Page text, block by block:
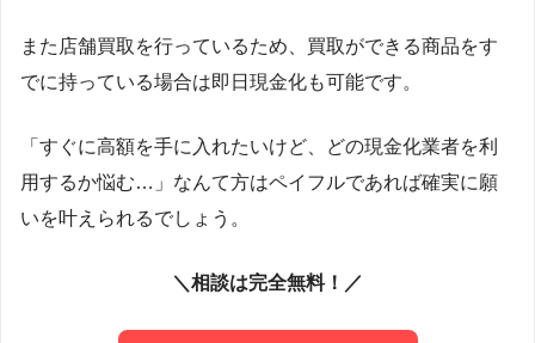
また店舗買取を行っているため、買取ができる商品をす
でに持っている場合は即日現金化も可能です。
「すぐに高額を手に入れたいけど、どの現金化業者を利
用するか悩む…」なんて方はペイフルであれば確実に願
いを叶えられるでしょう。
＼相談は完全無料！／